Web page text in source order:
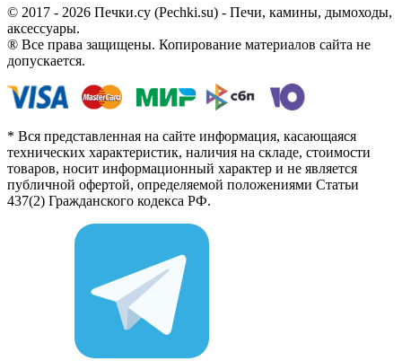
© 2017 - 2026 Печки.су (Pechki.su) - Печи, камины, дымоходы,
аксессуары.
® Все права защищены. Копирование материалов сайта не
допускается.
* Вся представленная на сайте информация, касающаяся
технических характеристик, наличия на складе, стоимости
товаров, носит информационный характер и не является
публичной офертой, определяемой положениями Статьи
437(2) Гражданского кодекса РФ.